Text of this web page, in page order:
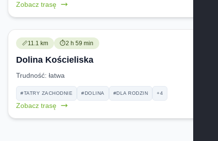
Zobacz trasę
📏Trudność:
11.1 km ⏱️Czas przejścia:
2 h 59 min
Dolina Kościeliska
Trudność: łatwa
#TATRY ZACHODNIE #DOLINA #DLA RODZIN +4
Zobacz trasę